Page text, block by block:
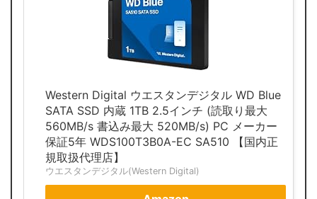
Western Digital ウエスタンデジタル WD Blue
SATA SSD 内蔵 1TB 2.5インチ (読取り最大
560MB/s 書込み最大 520MB/s) PC メーカー
保証5年 WDS100T3B0A-EC SA510 【国内正
規取扱代理店】
ウエスタンデジタル(Western Digital)